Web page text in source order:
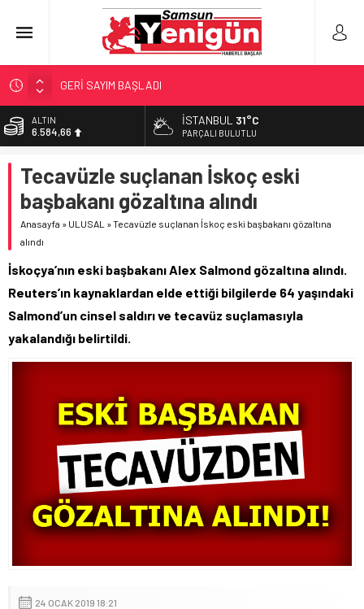
GERİ SAYIM BAŞLADI
SAMSUNSPOR’DA HEDEF 5’İNCİLİK!
‘BAFRA’YA YATIRIM YAPIN!’
YÖNETİCİ SEÇERKEN YAPILAN EN BÜYÜK HATALAR
ALTIN
6.584,66
13.889,75
DOLAR
47,7046
EURO
İSTANBUL 31°C
PARÇALI BULUTLU
Tecavüzle suçlanan İskoç eski
başbakanı gözaltına alındı
Anasayfa » ULUSAL »Tecavüzle suçlanan İskoç eski başbakanı gözaltına
alındı
İskoçya’nın eski başbakanı Alex Salmond gözaltına alındı.
Reuters’ın kaynaklardan elde ettiği bilgilerde 64 yaşındaki
Salmond’un cinsel saldırı ve tecavüz suçlamasıyla
yakalandığı belirtildi.
24 OCAK 2019 18:21